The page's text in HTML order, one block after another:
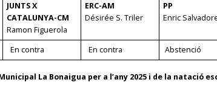
JUNTS X
CATALUNYA-CM
Ramon Figuerola
ERC-AM
Désirée S. Triler
PP
Enric
En contra En contra Abstenció
La Bonaigua per a l’any 2025 i de la natació